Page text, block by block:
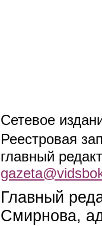
Сетевое
Реестровая
главный
Главный
Смирнова,